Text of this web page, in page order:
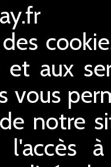
aux
vous
notre
l'accès